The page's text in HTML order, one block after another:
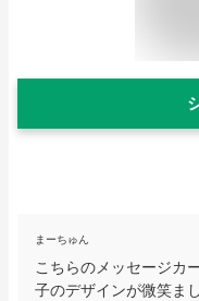
まーちゅん
こちらのメッセージカ
子のデザインが微笑ま